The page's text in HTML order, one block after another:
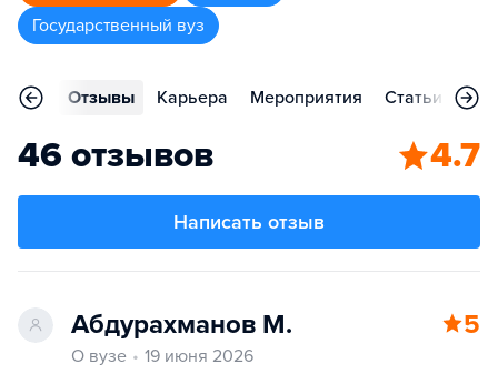
Государственный вуз
Отзывы Карьера Мероприятия Статьи
46 отзывов 4.7
Написать отзыв
Абдурахманов М. 5
О вузе
19 июня 2026